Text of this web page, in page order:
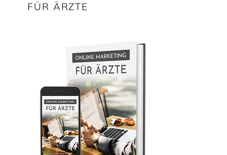
FÜR ÄRZTE